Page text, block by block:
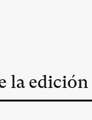
la edición